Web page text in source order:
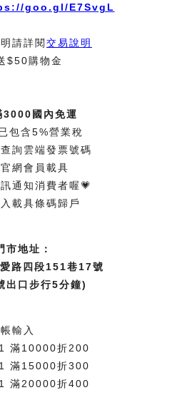
goo.gl/E7SvgL
請詳閱交易說明
$50購物金
3000國內免運
包含5%營業稅
詢雲端發票號碼
網會員載具
通知消費者喔💗
載具條碼歸戶
市地址：
路四段151巷17號
出口步行5分鐘)
輸入
滿10000折200
滿15000折300
滿20000折400